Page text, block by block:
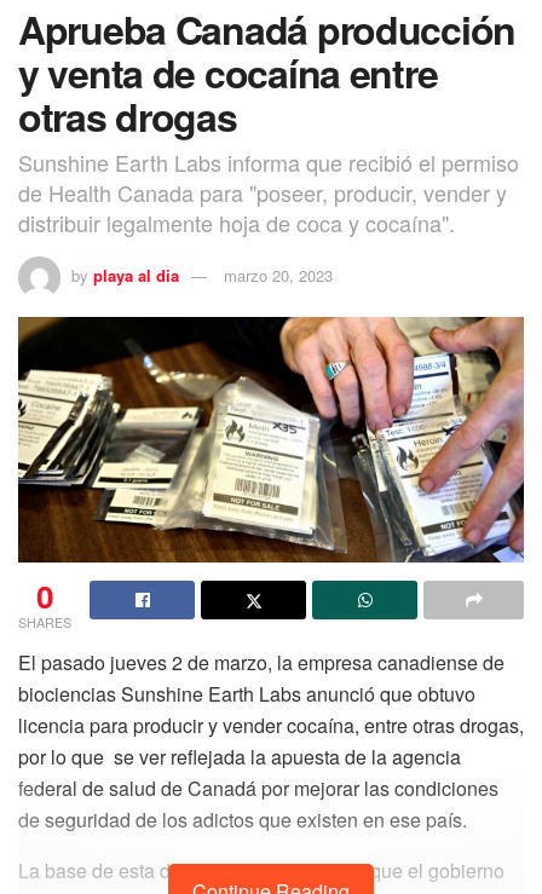
Aprueba Canadá producción
y venta de cocaína entre
otras drogas
Sunshine Earth Labs informa que recibió el permiso
de Health Canada para "poseer, producir, vender y
distribuir legalmente hoja de coca y cocaína".
by playa al dia marzo 20, 2023
0
SHARES
El pasado jueves 2 de marzo, la empresa canadiense de
biociencias Sunshine Earth Labs anunció que obtuvo
licencia para producir y vender cocaína, entre otras drogas,
por lo que se ver reflejada la apuesta de la agencia
federal de salud de Canadá por mejorar las condiciones
de seguridad de los adictos que existen en ese país.
La base de esta decisión surge luego de que el gobierno